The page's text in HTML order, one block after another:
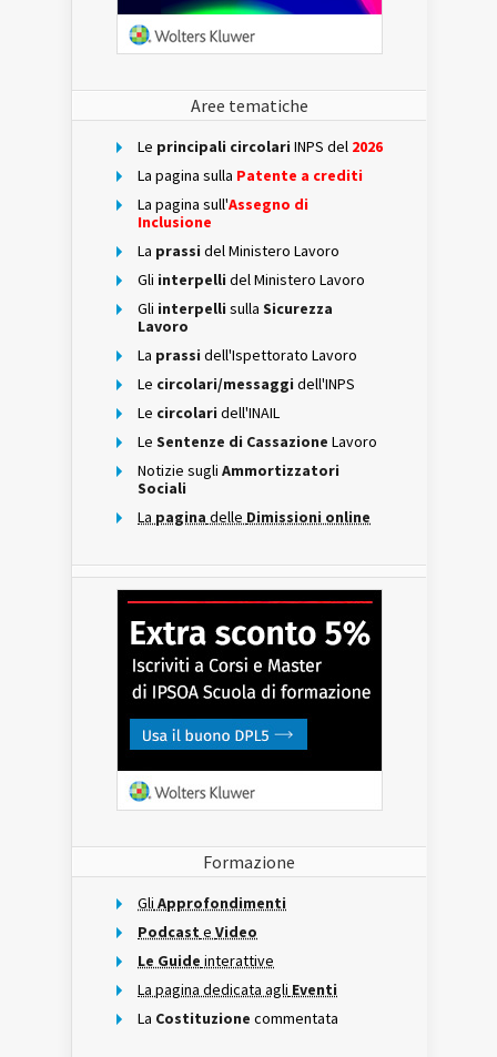
Aree tematiche
Le principali circolari INPS del 2026
La pagina sulla Patente a crediti
La pagina sull'Assegno di
Inclusione
La prassi del Ministero Lavoro
Gli interpelli del Ministero Lavoro
Gli interpelli sulla Sicurezza
Lavoro
La prassi dell'Ispettorato Lavoro
Le circolari/messaggi dell'INPS
Le circolari dell'INAIL
Le Sentenze di Cassazione Lavoro
Notizie sugli Ammortizzatori
Sociali
La pagina delle Dimissioni online
Formazione
Gli Approfondimenti
Podcast e Video
Le Guide interattive
La pagina dedicata agli Eventi
La Costituzione commentata